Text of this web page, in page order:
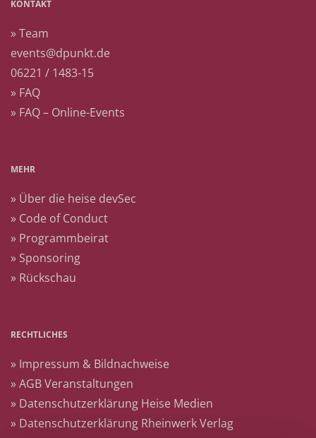
KONTAKT
» Team
events@dpunkt.de
06221 / 1483-15
» FAQ
» FAQ – Online-Events
MEHR
» Über die heise devSec
» Code of Conduct
» Programmbeirat
» Sponsoring
» Rückschau
RECHTLICHES
» Impressum & Bildnachweise
» AGB Veranstaltungen
» Datenschutzerklärung Heise Medien
» Datenschutzerklärung Rheinwerk Verlag